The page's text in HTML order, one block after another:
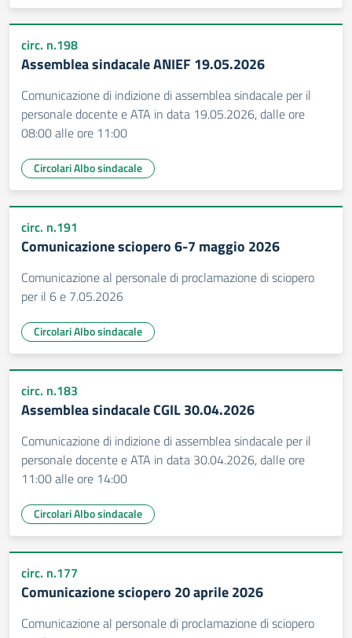
circ. n.198
Assemblea sindacale ANIEF 19.05.2026
Comunicazione di indizione di assemblea sindacale per il
personale docente e ATA in data 19.05.2026, dalle ore
08:00 alle ore 11:00
Circolari Albo sindacale
circ. n.191
Comunicazione sciopero 6-7 maggio 2026
Comunicazione al personale di proclamazione di sciopero
per il 6 e 7.05.2026
Circolari Albo sindacale
circ. n.183
Assemblea sindacale CGIL 30.04.2026
Comunicazione di indizione di assemblea sindacale per il
personale docente e ATA in data 30.04.2026, dalle ore
11:00 alle ore 14:00
Circolari Albo sindacale
circ. n.177
Comunicazione sciopero 20 aprile 2026
Comunicazione al personale di proclamazione di sciopero